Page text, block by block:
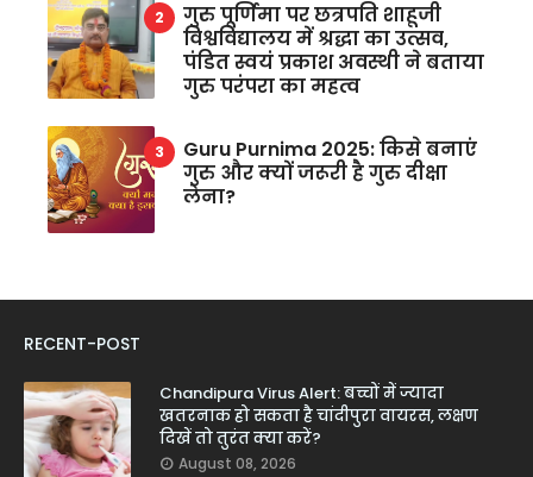
गुरु पूर्णिमा पर छत्रपति शाहूजी
विश्वविद्यालय में श्रद्धा का उत्सव,
पंडित स्वयं प्रकाश अवस्थी ने बताया
गुरु परंपरा का महत्व
Guru Purnima 2025: किसे बनाएं
गुरु और क्यों जरूरी है गुरु दीक्षा
लेना?
RECENT-POST
Chandipura Virus Alert: बच्चों में ज्यादा
खतरनाक हो सकता है चांदीपुरा वायरस, लक्षण
दिखें तो तुरंत क्या करें?
August 08, 2026